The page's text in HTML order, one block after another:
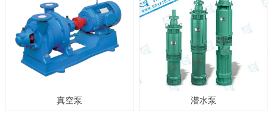
真空泵 潜水泵